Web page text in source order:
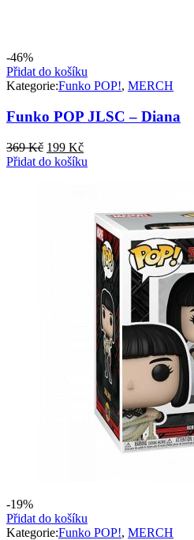
-46%
Přidat do košíku
Kategorie:Funko POP!, MERCH
Funko POP JLSC – Diana
369Kč Původní
cena
199 KčAktuální
cena
Přidat do košíku
-19%
Přidat do košíku
Kategorie:Funko POP!, MERCH